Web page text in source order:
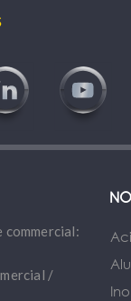
commercial:
/